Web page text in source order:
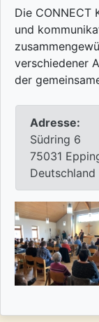
Die CONNECT
und
verschiedener
der
Adresse:
Südring 6
75031
Deutschland